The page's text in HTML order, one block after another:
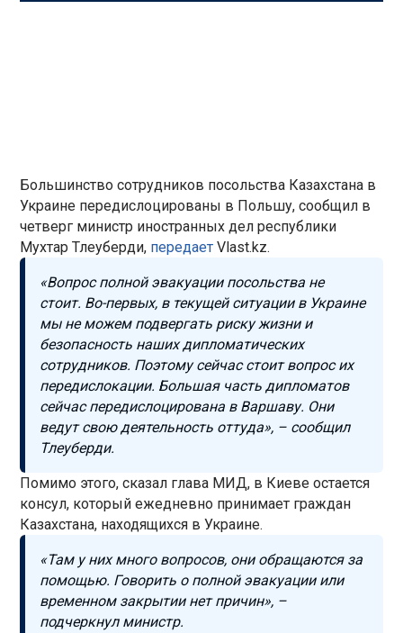
Большинство сотрудников посольства Казахстана в
Украине передислоцированы в Польшу, сообщил в
четверг министр иностранных дел республики
Мухтар Тлеуберди, передает Vlast.kz.
«Вопрос полной эвакуации посольства не
стоит. Во-первых, в текущей ситуации в Украине
мы не можем подвергать риску жизни и
безопасность наших дипломатических
сотрудников. Поэтому сейчас стоит вопрос их
передислокации. Большая часть дипломатов
сейчас передислоцирована в Варшаву. Они
ведут свою деятельность оттуда», – сообщил
Тлеуберди.
Помимо этого, сказал глава МИД, в Киеве остается
консул, который ежедневно принимает граждан
Казахстана, находящихся в Украине.
«Там у них много вопросов, они обращаются за
помощью. Говорить о полной эвакуации или
временном закрытии нет причин», –
подчеркнул министр.